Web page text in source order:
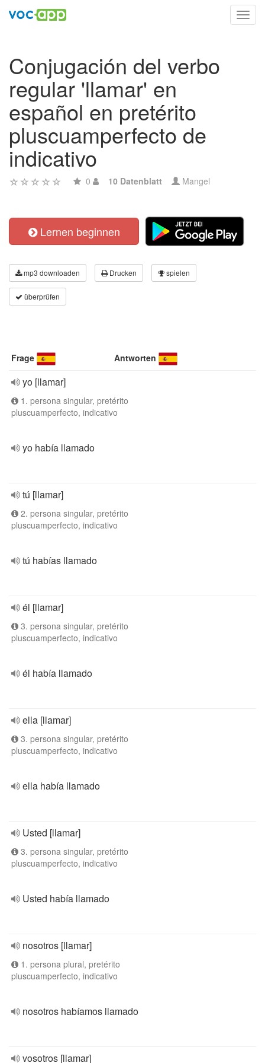
Conjugación del verbo
regular 'llamar' en
español en pretérito
pluscuamperfecto de
indicativo
0 10 Datenblatt Mangel
Lernen beginnen
mp3 downloaden Drucken spielen
überprüfen
Frage Antworten
yo [llamar]
1. persona singular, pretérito
pluscuamperfecto, indicativo
yo había llamado
tú [llamar]
2. persona singular, pretérito
pluscuamperfecto, indicativo
tú habías llamado
él [llamar]
3. persona singular, pretérito
pluscuamperfecto, indicativo
él había llamado
ella [llamar]
3. persona singular, pretérito
pluscuamperfecto, indicativo
ella había llamado
Usted [llamar]
3. persona singular, pretérito
pluscuamperfecto, indicativo
Usted había llamado
nosotros [llamar]
1. persona plural, pretérito
pluscuamperfecto, indicativo
nosotros habíamos llamado
vosotros [llamar]